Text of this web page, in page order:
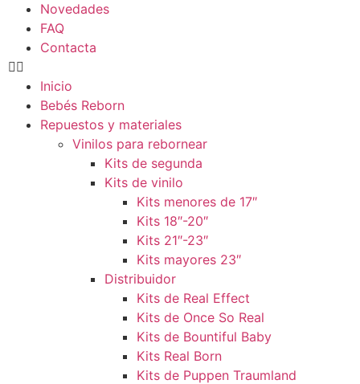
Novedades
FAQ
Contacta
Inicio
Bebés Reborn
Repuestos y materiales
Vinilos para rebornear
Kits de segunda
Kits de vinilo
Kits menores de 17″
Kits 18″-20″
Kits 21″-23″
Kits mayores 23″
Distribuidor
Kits de Real Effect
Kits de Once So Real
Kits de Bountiful Baby
Kits Real Born
Kits de Puppen Traumland